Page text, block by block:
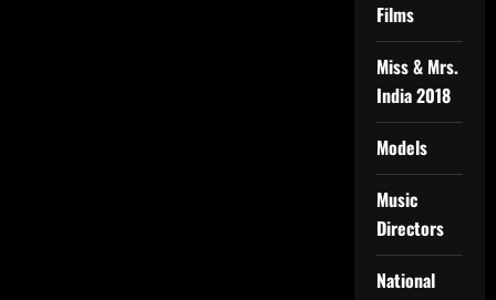
Films
Miss & Mrs.
India 2018
Models
Music
Directors
National